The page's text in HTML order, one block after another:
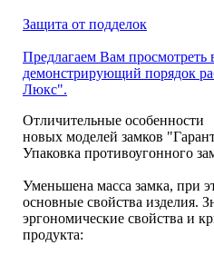
Защита от подделок
Предлагаем Вам просмотреть
демонстрирующий порядок
Люкс".
Отличительные особенности
новых моделей замков
Упаковка противоугонного
Уменьшена масса замка, при
основные свойства изделия.
эргономические свойства и
продукта: